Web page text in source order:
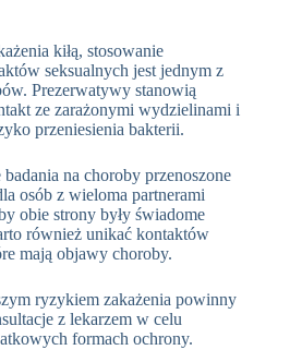
kiłą, stosowanie
seksualnych jest jednym z
Prezerwatywy stanowią
ze zarażonymi wydzielinami i
przeniesienia bakterii.
na choroby przenoszone
osób z wieloma partnerami
obie strony były świadome
również unikać kontaktów
mają objawy choroby.
ryzykiem zakażenia powinny
z lekarzem w celu
formach ochrony.